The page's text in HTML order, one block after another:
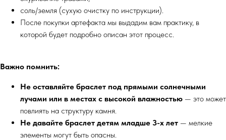
соль/земля (сухую очистку по инструкции).
После покупки артефакта мы выдадим вам практику, в
которой будет подробно описан этот процесс.
Важно помнить:
Не оставляйте браслет под прямыми солнечными
лучами или в местах с высокой влажностью — это может
повлиять на структуру камня.
Не давайте браслет детям младше 3-х лет — мелкие
элементы могут быть опасны.